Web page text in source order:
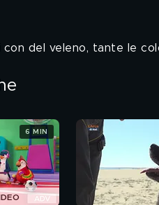
del veleno, tante le
6 MIN